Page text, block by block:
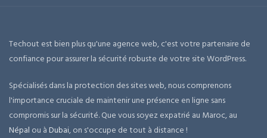
Techout est bien plus qu'une agence web, c'est votre partenaire de
confiance pour assurer la sécurité robuste de votre site WordPress.
Spécialisés dans la protection des sites web, nous comprenons
l'importance cruciale de maintenir une présence en ligne sans
compromis sur la sécurité. Que vous soyez expatrié au Maroc, au
Népal ou àDubai, on s'occupe de tout à distance !